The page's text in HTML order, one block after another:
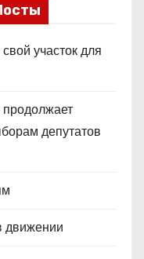
участок для
депутатов
движении